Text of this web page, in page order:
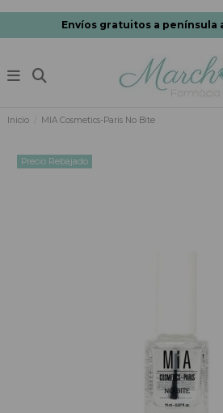
Envíos gratuitos a península
Inicio MIA Cosmetics-Paris No Bite
Precio Rebajado